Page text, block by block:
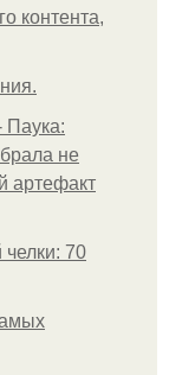
контента,
Паука:
не
артефакт
70